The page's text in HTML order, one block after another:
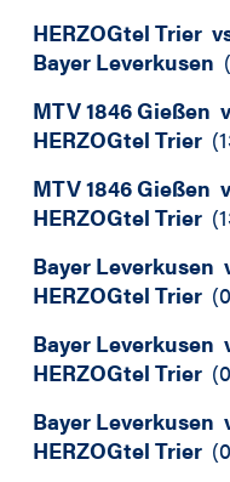
HERZOGtel Trier
Bayer Leverkusen (
MTV 1846 Gießen
HERZOGtel Trier (
MTV 1846 Gießen
HERZOGtel Trier (
Bayer Leverkusen
HERZOGtel Trier (
Bayer Leverkusen
HERZOGtel Trier (
Bayer Leverkusen
HERZOGtel Trier (